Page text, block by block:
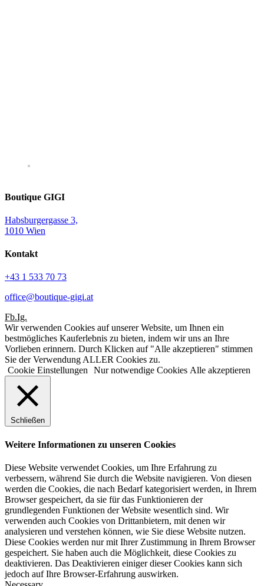
Boutique GIGI
Habsburgergasse 3,
1010 Wien
Kontakt
+43 1 533 70 73
office@boutique-gigi.at
Fb.Ig.
Wir verwenden Cookies auf unserer Website, um Ihnen ein
bestmögliches Kauferlebnis zu bieten, indem wir uns an Ihre
Vorlieben erinnern. Durch Klicken auf "Alle akzeptieren" stimmen
Sie der Verwendung ALLER Cookies zu.
Cookie Einstellungen
Nur notwendige Cookies Alle akzeptieren
Schließen
Weitere Informationen zu unseren Cookies
Diese Website verwendet Cookies, um Ihre Erfahrung zu
verbessern, während Sie durch die Website navigieren. Von diesen
werden die Cookies, die nach Bedarf kategorisiert werden, in Ihrem
Browser gespeichert, da sie für das Funktionieren der
grundlegenden Funktionen der Website wesentlich sind. Wir
verwenden auch Cookies von Drittanbietern, mit denen wir
analysieren und verstehen können, wie Sie diese Website nutzen.
Diese Cookies werden nur mit Ihrer Zustimmung in Ihrem Browser
gespeichert. Sie haben auch die Möglichkeit, diese Cookies zu
deaktivieren. Das Deaktivieren einiger dieser Cookies kann sich
jedoch auf Ihre Browser-Erfahrung auswirken.